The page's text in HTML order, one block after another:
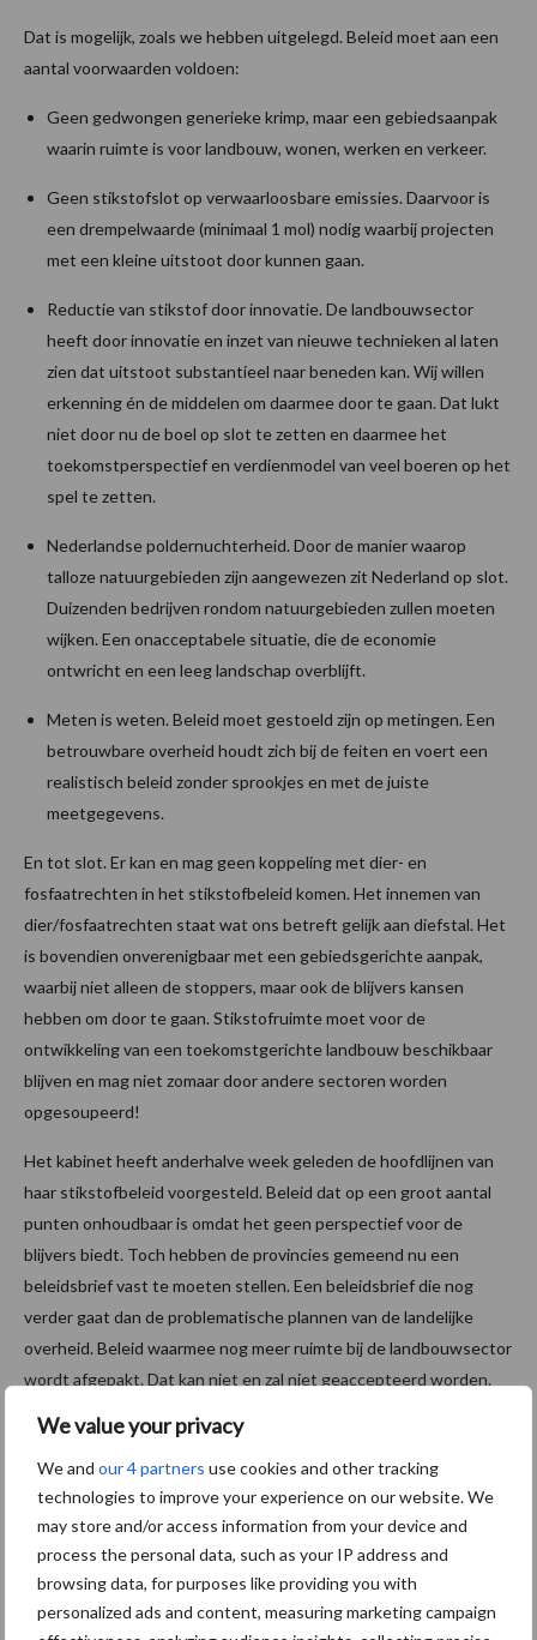
We value your privacy
We and our 4 partners use cookies and other tracking
technologies to improve your experience on our website. We
may store and/or access information from your device and
process the personal data, such as your IP address and
browsing data, for purposes like providing you with
personalized ads and content, measuring marketing campaign
Dat is mogelijk, zoals we hebben uitgelegd. Beleid moet aan een
aantal voorwaarden voldoen:
Geen gedwongen generieke krimp, maar een gebiedsaanpak
waarin ruimte is voor landbouw, wonen, werken en verkeer.
Geen stikstofslot op verwaarloosbare emissies. Daarvoor is
een drempelwaarde (minimaal 1 mol) nodig waarbij projecten
met een kleine uitstoot door kunnen gaan.
Reductie van stikstof door innovatie. De landbouwsector
heeft door innovatie en inzet van nieuwe technieken al laten
zien dat uitstoot substantieel naar beneden kan. Wij willen
erkenning én de middelen om daarmee door te gaan. Dat lukt
niet door nu de boel op slot te zetten en daarmee het
toekomstperspectief en verdienmodel van veel boeren op het
spel te zetten.
Nederlandse poldernuchterheid. Door de manier waarop
talloze natuurgebieden zijn aangewezen zit Nederland op slot.
Duizenden bedrijven rondom natuurgebieden zullen moeten
wijken. Een onacceptabele situatie, die de economie
ontwricht en een leeg landschap overblijft.
Meten is weten. Beleid moet gestoeld zijn op metingen. Een
betrouwbare overheid houdt zich bij de feiten en voert een
realistisch beleid zonder sprookjes en met de juiste
meetgegevens.
En tot slot. Er kan en mag geen koppeling met dier- en
fosfaatrechten in het stikstofbeleid komen. Het innemen van
dier/fosfaatrechten staat wat ons betreft gelijk aan diefstal. Het
is bovendien onverenigbaar met een gebiedsgerichte aanpak,
waarbij niet alleen de stoppers, maar ook de blijvers kansen
hebben om door te gaan. Stikstofruimte moet voor de
ontwikkeling van een toekomstgerichte landbouw beschikbaar
blijven en mag niet zomaar door andere sectoren worden
opgesoupeerd!
Het kabinet heeft anderhalve week geleden de hoofdlijnen van
haar stikstofbeleid voorgesteld. Beleid dat op een groot aantal
punten onhoudbaar is omdat het geen perspectief voor de
blijvers biedt. Toch hebben de provincies gemeend nu een
beleidsbrief vast te moeten stellen. Een beleidsbrief die nog
verder gaat dan de problematische plannen van de landelijke
overheid. Beleid waarmee nog meer ruimte bij de landbouwsector
wordt afgepakt. Dat kan niet en zal niet geaccepteerd worden.
WIJ KUNNEN DIT NIET
ACCEPTEREN
Wij zijn hier niet voor niets, wij zijn hier om te eisen dat Provincies
hun vergaande beleidsbrief intrekken. Wij zijn hier om provincies
erop te wijzen dat ze, samen met de rijksoverheid, een